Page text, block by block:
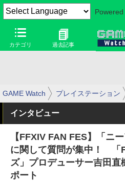
Powered
カテゴリ 過去記事
GAME Watch プレイステーション
インタビュー
【FFXIV FAN FES】「ニ
に関して質問が集中！ 「
ズ」プロデューサー吉田
ポート